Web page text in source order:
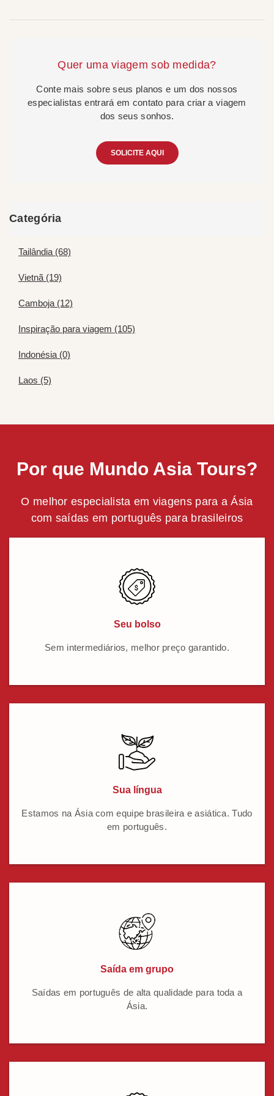
Quer uma viagem sob medida?
Conte mais sobre seus planos e um dos nossos
especialistas entrará em contato para criar a viagem
dos seus sonhos.
SOLICITE AQUI
Categória
Tailândia (68)
Vietnã (19)
Camboja (12)
Inspiração para viagem (105)
Indonésia (0)
Laos (5)
Por que Mundo Asia Tours?
O melhor especialista em viagens para a Ásia
com saídas em português para brasileiros
Seu bolso
Sem intermediários, melhor preço garantido.
Sua língua
Estamos na Ásia com equipe brasileira e asiática. Tudo
em português.
Saída em grupo
Saídas em português de alta qualidade para toda a
Ásia.